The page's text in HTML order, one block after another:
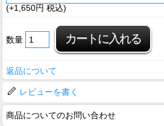
(+1,650円 税込)
数量
返品について
レビューを書く
商品についてのお問い合わせ